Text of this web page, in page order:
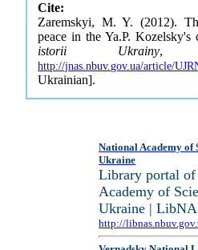
Cite:
Zaremskyi, M. Y. (2012).
peace in the Ya.P. Kozelsky's
istorii Ukrainy,
http://jnas.nbuv.gov.ua/article/
Ukrainian].
National Academy of
Ukraine
Library portal
Academy of
Ukraine |
http://